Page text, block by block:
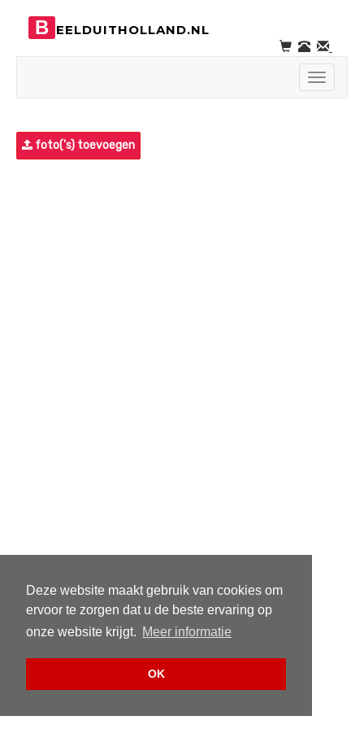
Deze website maakt gebruik van cookies om
ervoor te zorgen dat u de beste ervaring op
onze website krijgt. Meer informatie
OK
B EELDUITHOLLAND.NL
Toggle
foto('s) toevoegen